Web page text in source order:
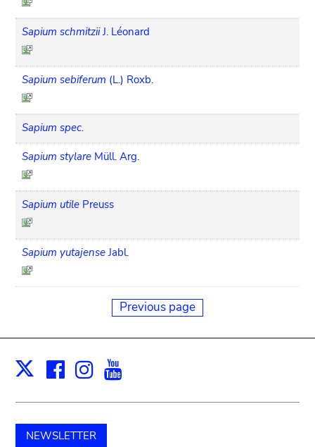
Sapium schmitzii J. Léonard
Sapium sebiferum (L.) Roxb.
Sapium spec.
Sapium stylare Müll. Arg.
Sapium utile Preuss
Sapium yutajense Jabl.
Previous page
X Facebook
Instagram
NEWSLETTER